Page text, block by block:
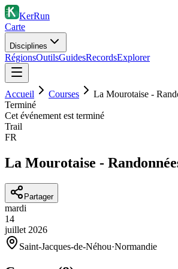
KerRun
Carte
Disciplines
RégionsOutilsGuidesRecordsExplorer
Accueil Courses
La Mourotaise -
Terminé
Cet événement est terminé
Trail
FR
La Mourotaise -
Partager
mardi
14
juillet 2026
Saint-Jacques-de-Néhou·Normandie